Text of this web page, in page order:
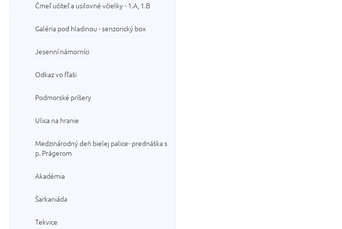
Čmeľ učiteľ a usilovné včielky - 1.A, 1.B
Galéria pod hladinou - senzorický box
Jesenní námorníci
Odkaz vo fľaši
Podmorské príšery
Ulica na hranie
Medzinárodný deň bielej palice- prednáška s
p. Prágerom
Akadémia
Šarkaniáda
Tekvice